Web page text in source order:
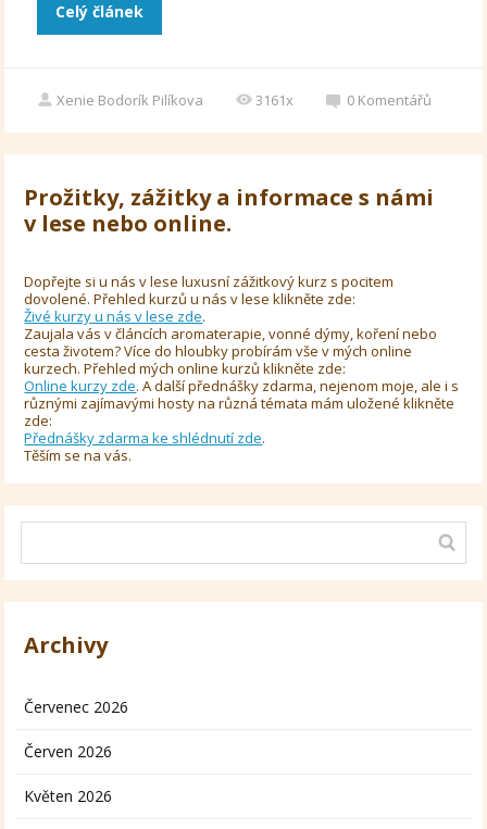
Celý článek
Xenie Bodorík Pilíkova 3161x 0 Komentářů
Prožitky, zážitky a informace s námi
v lese nebo online.
Dopřejte si u nás v lese luxusní zážitkový kurz s pocitem
dovolené. Přehled kurzů u nás v lese klikněte zde:
Živé kurzy u nás v lese zde.
Zaujala vás v článcích aromaterapie, vonné dýmy, koření nebo
cesta životem? Více do hloubky probírám vše v mých online
kurzech. Přehled mých online kurzů klikněte zde:
Online kurzy zde. A další přednášky zdarma, nejenom moje, ale i s
různými zajímavými hosty na různá témata mám uložené klikněte
zde:
Přednášky zdarma ke shlédnutí zde.
Těším se na vás.
Archivy
Červenec 2026
Červen 2026
Květen 2026